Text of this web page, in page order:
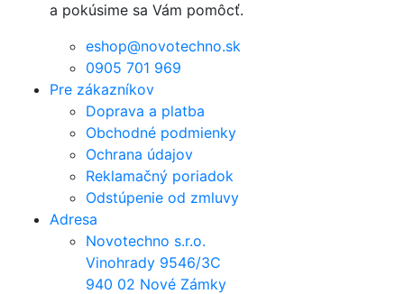
a pokúsime sa Vám pomôcť.
eshop@novotechno.sk
0905 701 969
Pre zákazníkov
Doprava a platba
Obchodné podmienky
Ochrana údajov
Reklamačný poriadok
Odstúpenie od zmluvy
Adresa
Novotechno s.r.o.
Vinohrady 9546/3C
940 02 Nové Zámky